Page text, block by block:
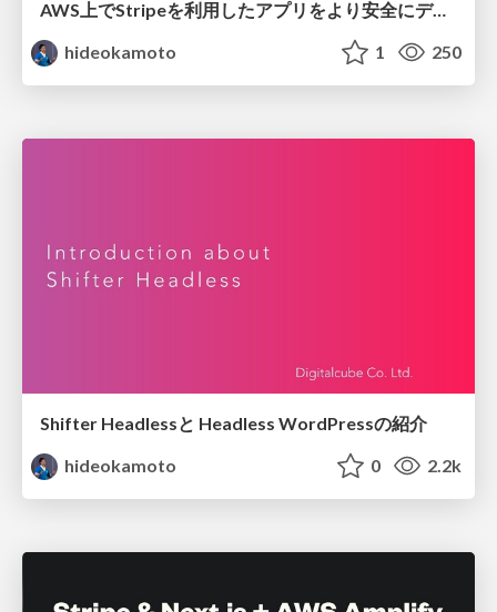
AWS上でStripeを利用したアプリをより安全にデプロイする方法 /jaws-pankration-2021
hideokamoto
1 250
Shifter Headlessと Headless WordPressの紹介
hideokamoto
0 2.2k